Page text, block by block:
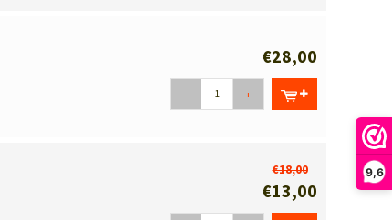
9,6
€28,00
- +
€18,00
€13,00